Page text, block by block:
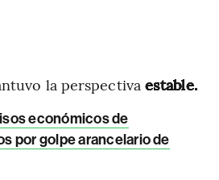
la perspectiva estable.
económicos de
por golpe arancelario de